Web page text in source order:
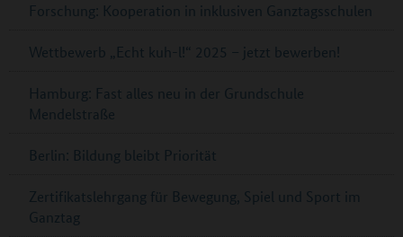
Forschung: Kooperation in inklusiven Ganztagsschulen
Wettbewerb „Echt kuh-l!“ 2025 – jetzt bewerben!
Hamburg: Fast alles neu in der Grundschule
Mendelstraße
Berlin: Bildung bleibt Priorität
Zertifikatslehrgang für Bewegung, Spiel und Sport im
Ganztag